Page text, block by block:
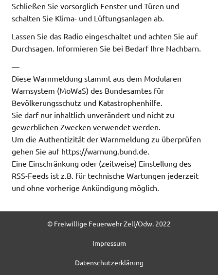
Schließen Sie vorsorglich Fenster und Türen und
schalten Sie Klima- und Lüftungsanlagen ab.
Lassen Sie das Radio eingeschaltet und achten Sie auf
Durchsagen. Informieren Sie bei Bedarf Ihre Nachbarn.
—
Diese Warnmeldung stammt aus dem Modularen
Warnsystem (MoWaS) des Bundesamtes für
Bevölkerungsschutz und Katastrophenhilfe.
Sie darf nur inhaltlich unverändert und nicht zu
gewerblichen Zwecken verwendet werden.
Um die Authentizität der Warnmeldung zu überprüfen
gehen Sie auf https://warnung.bund.de.
Eine Einschränkung oder (zeitweise) Einstellung des
RSS-Feeds ist z.B. für technische Wartungen jederzeit
und ohne vorherige Ankündigung möglich.
© Freiwillige Feuerwehr Zell/Odw. 2022
Impressum
Datenschutzerklärung